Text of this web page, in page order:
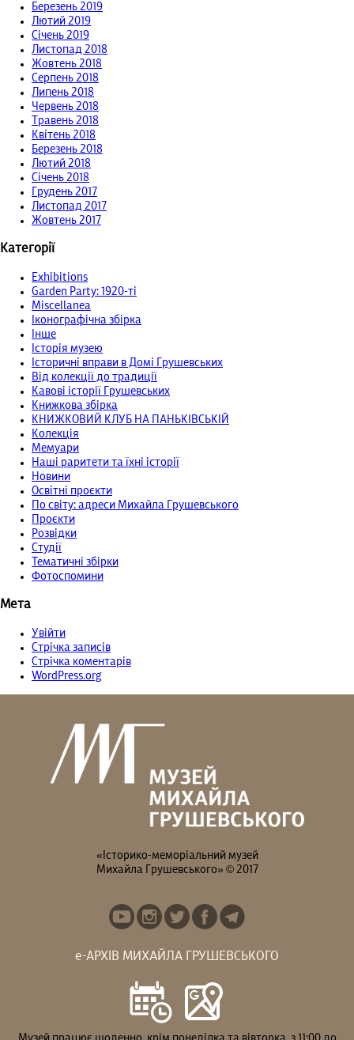
Березень 2019
Лютий 2019
Січень 2019
Листопад 2018
Жовтень 2018
Серпень 2018
Липень 2018
Червень 2018
Травень 2018
Квітень 2018
Березень 2018
Лютий 2018
Січень 2018
Грудень 2017
Листопад 2017
Жовтень 2017
Категорії
Exhibitions
Garden Party: 1920-ті
Miscellanea
Іконографічна збірка
Інше
Історія музею
Історичні вправи в Домі Грушевських
Від колекції до традиції
Кавові історії Грушевських
Книжкова збірка
КНИЖКОВИЙ КЛУБ НА ПАНЬКІВСЬКІЙ
Колекція
Мемуари
Наші раритети та їхні історії
Новини
Освітні проєкти
По світу: адреси Михайла Грушевського
Проєкти
Розвідки
Студії
Тематичні збірки
Фотоспомини
Мета
Увійти
Стрічка записів
Стрічка коментарів
WordPress.org
«Історико-меморіальний музей
Михайла Грушевського» © 2017
е-АРХІВ МИХАЙЛА ГРУШЕВСЬКОГО